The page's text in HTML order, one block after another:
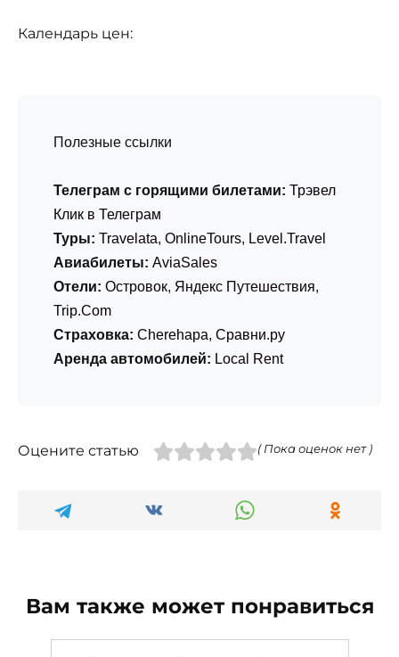
Календарь цен:
Полезные ссылки
Телеграм с горящими билетами: Трэвел
Клик в Телеграм
Туры: Travelata, OnlineTours, Level.Travel
Авиабилеты: AviaSales
Отели: Островок, Яндекс Путешествия,
Trip.Com
Страховка: Cherehapa, Сравни.ру
Аренда автомобилей: Local Rent
Оцените статью ( Пока оценок нет )
Вам также может понравиться